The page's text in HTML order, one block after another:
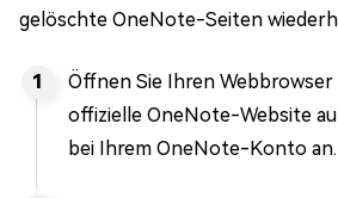
gelöschte OneNote-Seiten
Öffnen Sie Ihren
offizielle OneNote-Website
bei Ihrem OneNote-Konto an.